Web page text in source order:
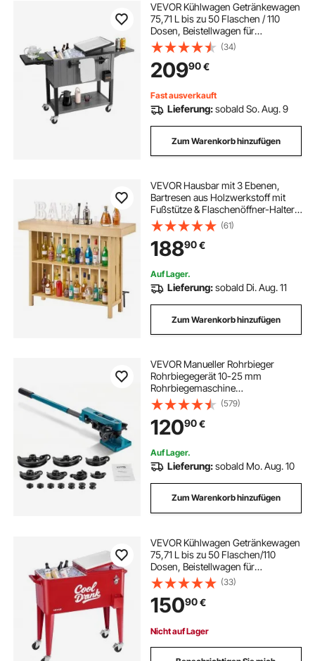
VEVOR Kühlwagen Getränkewagen
75,71 L bis zu 50 Flaschen / 110
Dosen, Beistellwagen für
Terrassenpartys und Bars mit
unterem Regal & Seitenregalen &
Flaschenöffner & Deckel,
Getränkekühler Schwarz
(34)
20990€
Fast ausverkauft
Lieferung:sobald So. Aug. 9
Zum Warenkorb hinzufügen
VEVOR Hausbar mit 3 Ebenen,
Bartresen aus Holzwerkstoff mit
Fußstütze & Flaschenöffner-Halter,
Moderne Bartheke mit viel
Stauraum für Wohnzimmer & Keller,
Belastbar bis 81,6 kg, 1400 x 398 x
1055 mm
(61)
18890€
Auf Lager.
Lieferung:sobald Di. Aug. 11
Zum Warenkorb hinzufügen
VEVOR Manueller Rohrbieger
Rohrbiegegerät 10-25 mm
Rohrbiegemaschine
Handrohrbieger
(579)
12090€
Auf Lager.
Lieferung:sobald Mo. Aug. 10
Zum Warenkorb hinzufügen
VEVOR Kühlwagen Getränkewagen
75,71 L bis zu 50 Flaschen/110
Dosen, Beistellwagen für
Terrassenpartys mit 4 Lenkrollen (2
mit Bremsen) & Sammelbox für
Deckel & Flaschenöffner,
Getränkekühler
(33)
15090€
Nicht auf Lager